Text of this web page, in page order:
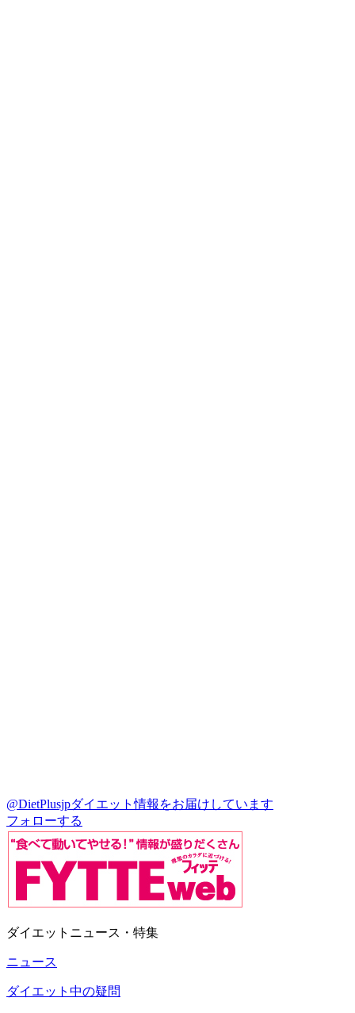
@DietPlusjpダイエット情報をお届けしています
フォローする
ダイエットニュース・特集
ニュース
ダイエット中の疑問